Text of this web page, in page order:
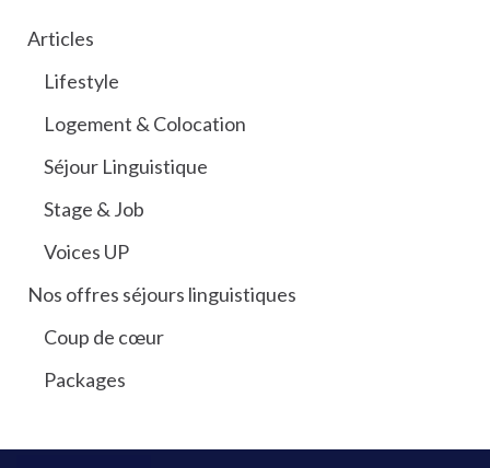
Articles
Lifestyle
Logement & Colocation
Séjour Linguistique
Stage & Job
Voices UP
Nos offres séjours linguistiques
Coup de cœur
Packages